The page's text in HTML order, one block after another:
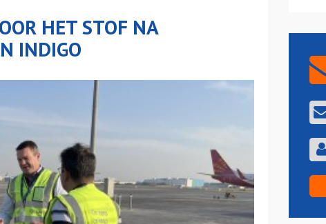
HET STOF NA
INDIGO